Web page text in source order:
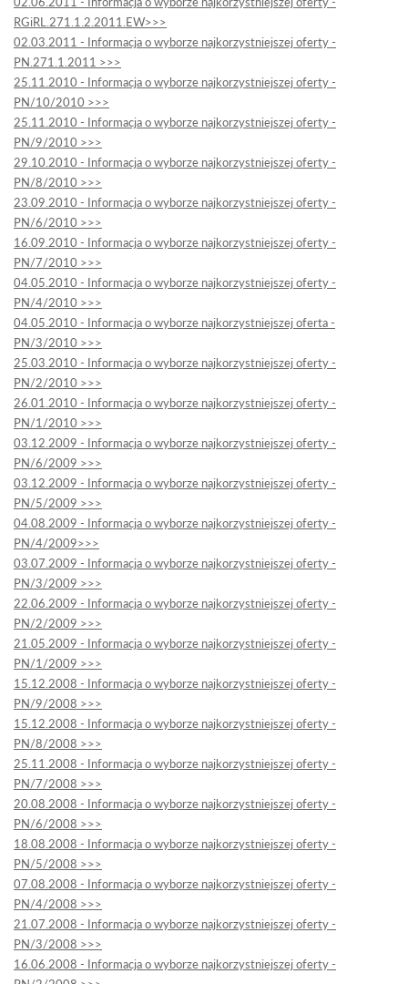
RGiRL.271.1.2.2011.EW>>>
02.03.2011 - Informacja o wyborze najkorzystniejszej oferty -
PN.271.1.2011 >>>
25.11.2010 - Informacja o wyborze najkorzystniejszej oferty -
PN/10/2010 >>>
25.11.2010 - Informacja o wyborze najkorzystniejszej oferty -
PN/9/2010 >>>
29.10.2010 - Informacja o wyborze najkorzystniejszej oferty -
PN/8/2010 >>>
23.09.2010 - Informacja o wyborze najkorzystniejszej oferty -
PN/6/2010 >>>
16.09.2010 - Informacja o wyborze najkorzystniejszej oferty -
PN/7/2010 >>>
04.05.2010 - Informacja o wyborze najkorzystniejszej oferty -
PN/4/2010 >>>
04.05.2010 - Informacja o wyborze najkorzystniejszej oferta -
PN/3/2010 >>>
25.03.2010 - Informacja o wyborze najkorzystniejszej oferty -
PN/2/2010 >>>
26.01.2010 - Informacja o wyborze najkorzystniejszej oferty -
PN/1/2010 >>>
03.12.2009 - Informacja o wyborze najkorzystniejszej oferty -
PN/6/2009 >>>
03.12.2009 - Informacja o wyborze najkorzystniejszej oferty -
PN/5/2009 >>>
04.08.2009 - Informacja o wyborze najkorzystniejszej oferty -
PN/4/2009>>>
03.07.2009 - Informacja o wyborze najkorzystniejszej oferty -
PN/3/2009 >>>
22.06.2009 - Informacja o wyborze najkorzystniejszej oferty -
PN/2/2009 >>>
21.05.2009 - Informacja o wyborze najkorzystniejszej oferty -
PN/1/2009 >>>
15.12.2008 - Informacja o wyborze najkorzystniejszej oferty -
PN/9/2008 >>>
15.12.2008 - Informacja o wyborze najkorzystniejszej oferty -
PN/8/2008 >>>
25.11.2008 - Informacja o wyborze najkorzystniejszej oferty -
PN/7/2008 >>>
20.08.2008 - Informacja o wyborze najkorzystniejszej oferty -
PN/6/2008 >>>
18.08.2008 - Informacja o wyborze najkorzystniejszej oferty -
PN/5/2008 >>>
07.08.2008 - Informacja o wyborze najkorzystniejszej oferty -
PN/4/2008 >>>
21.07.2008 - Informacja o wyborze najkorzystniejszej oferty -
PN/3/2008 >>>
16.06.2008 - Informacja o wyborze najkorzystniejszej oferty -